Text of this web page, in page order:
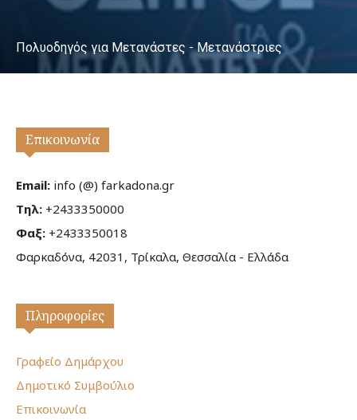
Πολυοδηγός για Μετανάστες - Μετανάστριες
Επικοινωνία
Email: info (@) farkadona.gr
Τηλ: +2433350000
Φαξ: +2433350018
Φαρκαδόνα, 42031, Τρίκαλα, Θεσσαλία - Ελλάδα
Πληροφορίες
Γραφείο Δημάρχου
Δημοτικό Συμβούλιο
Επικοινωνία